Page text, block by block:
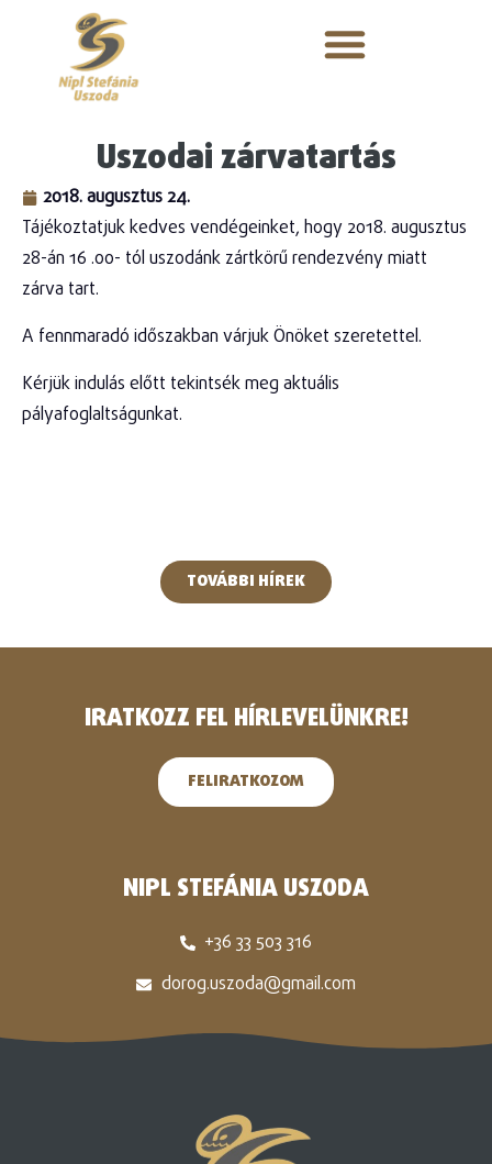
Uszodai zárvatartás
2018. augusztus 24.
Tájékoztatjuk kedves vendégeinket, hogy 2018. augusztus
28-án 16 .00- tól uszodánk zártkörű rendezvény miatt
zárva tart.
A fennmaradó időszakban várjuk Önöket szeretettel.
Kérjük indulás előtt tekintsék meg aktuális
pályafoglaltságunkat.
TOVÁBBI HÍREK
IRATKOZZ FEL HÍRLEVELÜNKRE!
FELIRATKOZOM
NIPL STEFÁNIA USZODA
+36 33 503 316
dorog.uszoda@gmail.com